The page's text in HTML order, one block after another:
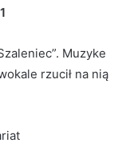
Muzyke
rzucił na nią